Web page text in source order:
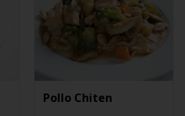
Pollo Chiten